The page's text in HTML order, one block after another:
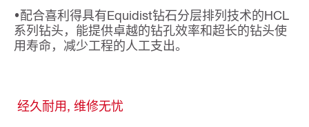
•配合喜利得具有Equidist钻石分层排列技术的HCL
系列钻头，能提供卓越的钻孔效率和超长的钻头使
用寿命，减少工程的人工支出。
经久耐用, 维修无忧